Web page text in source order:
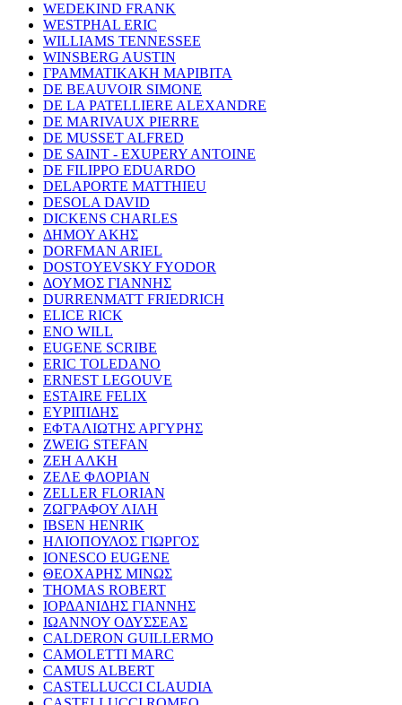
WEDEKIND FRANK
WESTPHAL ERIC
WILLIAMS TENNESSEE
WINSBERG AUSTIN
ΓΡΑΜΜΑΤΙΚΑΚΗ ΜΑΡΙΒΙΤΑ
DE BEAUVOIR SIMONE
DE LA PATELLIERE ALEXANDRE
DE MARIVAUX PIERRE
DE MUSSET ALFRED
DE SAINT - EXUPERY ANTOINE
DE FILIPPO EDUARDO
DELAPORTE MATTHIEU
DESOLA DAVID
DICKENS CHARLES
ΔΗΜΟΥ ΑΚΗΣ
DORFMAN ARIEL
DOSTOYEVSKY FYODOR
ΔΟΥΜΟΣ ΓΙΑΝΝΗΣ
DURRENMATT FRIEDRICH
ELICE RICK
ENO WILL
EUGENE SCRIBE
ERIC TOLEDANO
ERNEST LEGOUVE
ESTAIRE FELIX
ΕΥΡΙΠΙΔΗΣ
ΕΦΤΑΛΙΩΤΗΣ ΑΡΓΥΡΗΣ
ZWEIG STEFAN
ΖΕΗ ΑΛΚΗ
ΖΕΛΕ ΦΛΟΡΙΑΝ
ZELLER FLORIAN
ΖΩΓΡΑΦΟΥ ΛΙΛΗ
IBSEN HENRIK
ΗΛΙΟΠΟΥΛΟΣ ΓΙΩΡΓΟΣ
IONESCO EUGENE
ΘΕΟΧΑΡΗΣ ΜΙΝΩΣ
THOMAS ROBERT
ΙΟΡΔΑΝΙΔΗΣ ΓΙΑΝΝΗΣ
ΙΩΑΝΝΟΥ ΟΔΥΣΣΕΑΣ
CALDERON GUILLERMO
CAMOLETTI MARC
CAMUS ALBERT
CASTELLUCCI CLAUDIA